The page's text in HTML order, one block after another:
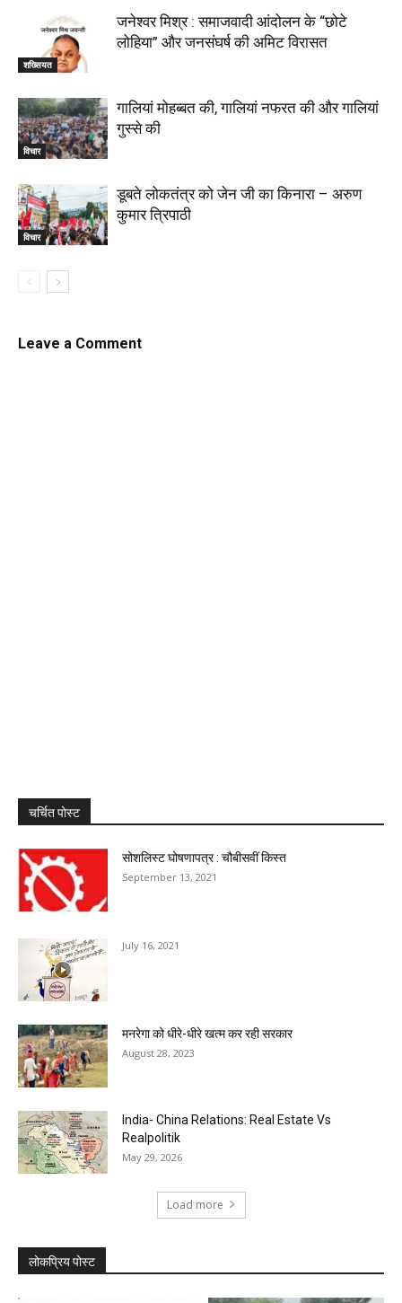
शख्सियत
जनेश्वर मिश्र : समाजवादी आंदोलन के “छोटे
लोहिया” और जनसंघर्ष की अमिट विरासत
विचार
गालियां मोहब्बत की, गालियां नफरत की और गालियां
गुस्से की
विचार
डूबते लोकतंत्र को जेन जी का किनारा – अरुण
कुमार त्रिपाठी
Leave a Comment
चर्चित पोस्ट
सोशलिस्ट घोषणापत्र : चौबीसवीं किस्त
September 13, 2021
July 16, 2021
मनरेगा को धीरे-धीरे खत्म कर रही सरकार
August 28, 2023
India- China Relations: Real Estate Vs
Realpolitik
May 29, 2026
Load more
लोकप्रिय पोस्ट